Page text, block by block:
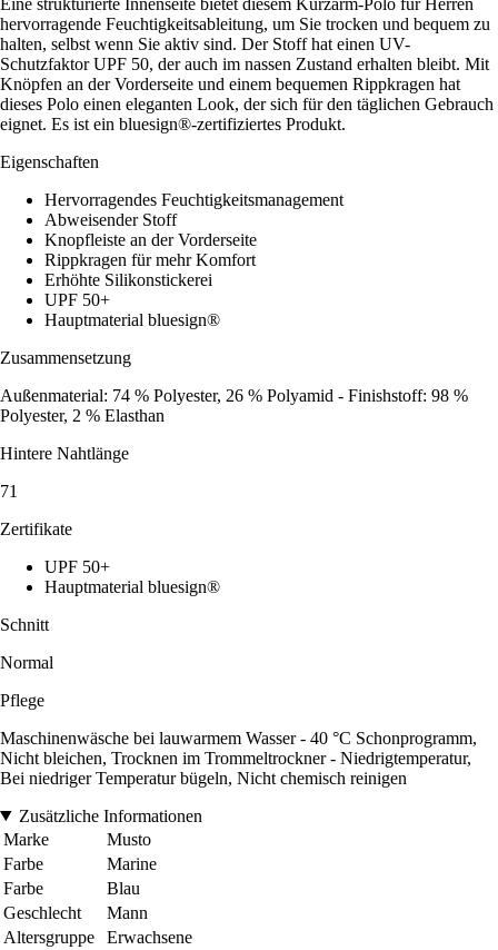
Eine strukturierte Innenseite bietet diesem Kurzarm-Polo für Herren
hervorragende Feuchtigkeitsableitung, um Sie trocken und bequem zu
halten, selbst wenn Sie aktiv sind. Der Stoff hat einen UV-
Schutzfaktor UPF 50, der auch im nassen Zustand erhalten bleibt. Mit
Knöpfen an der Vorderseite und einem bequemen Rippkragen hat
dieses Polo einen eleganten Look, der sich für den täglichen Gebrauch
eignet. Es ist ein bluesign®-zertifiziertes Produkt.
Eigenschaften
Hervorragendes Feuchtigkeitsmanagement
Abweisender Stoff
Knopfleiste an der Vorderseite
Rippkragen für mehr Komfort
Erhöhte Silikonstickerei
UPF 50+
Hauptmaterial bluesign®
Zusammensetzung
Außenmaterial: 74 % Polyester, 26 % Polyamid - Finishstoff: 98 %
Polyester, 2 % Elasthan
Hintere Nahtlänge
71
Zertifikate
UPF 50+
Hauptmaterial bluesign®
Schnitt
Normal
Pflege
Maschinenwäsche bei lauwarmem Wasser - 40 °C Schonprogramm,
Nicht bleichen, Trocknen im Trommeltrockner - Niedrigtemperatur,
Bei niedriger Temperatur bügeln, Nicht chemisch reinigen
Zusätzliche Informationen
Marke
Musto
Farbe
Marine
Farbe
Blau
Geschlecht
Mann
Altersgruppe
Erwachsene